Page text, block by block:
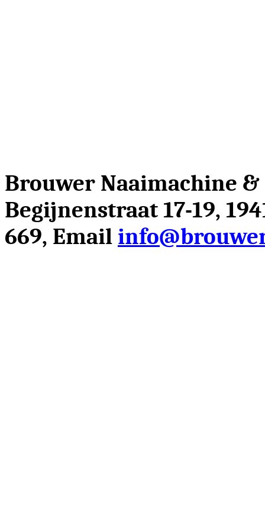
Brouwer Naaimachine
Begijnenstraat 17-19,
669, Email